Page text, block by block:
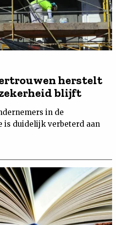
herstelt
blijft
in de
is duidelijk verbeterd aan